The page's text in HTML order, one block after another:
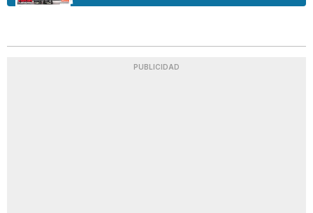
PUBLICIDAD